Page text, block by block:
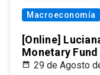
Macroeconomía
[Online]
Monetary
29 de Agosto